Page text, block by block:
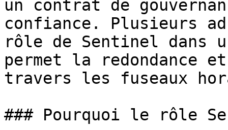
un contrat de
confiance. Plusieurs
rôle de Sentinel dans
permet la redondance
travers les fuseaux
### Pourquoi le rôle